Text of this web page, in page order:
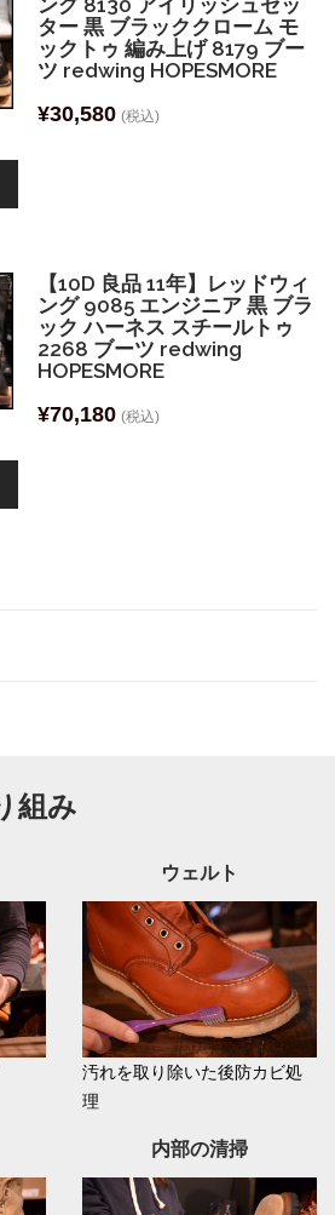
ング 8130 アイリッシュセッ
ター 黒 ブラッククローム モ
ックトゥ 編み上げ 8179 ブー
ツ redwing HOPESMORE
¥30,580 (税込)
【10D 良品 11年】レッドウィ
ング 9085 エンジニア 黒 ブラ
ック ハーネス スチールトゥ
2268 ブーツ redwing
HOPESMORE
¥70,180 (税込)
組み
ウェルト
汚れを取り除いた後防カビ処
理
内部の清掃